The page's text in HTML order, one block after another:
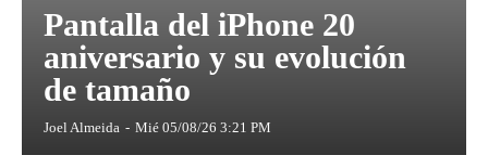
Pantalla del iPhone 20
aniversario y su evolución
de tamaño
Joel Almeida - Mié 05/08/26 3:21 PM